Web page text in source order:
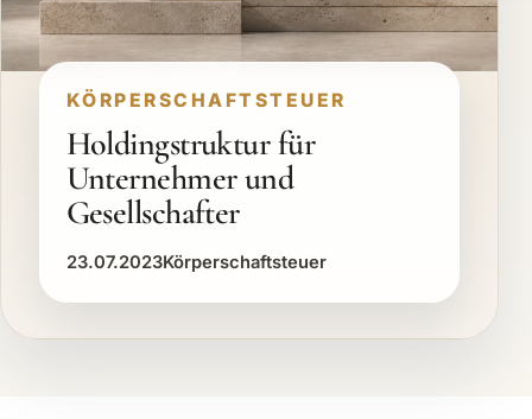
KÖRPERSCHAFTSTEUER
Holdingstruktur für
Unternehmer und
Gesellschafter
23.07.2023Körperschaftsteuer